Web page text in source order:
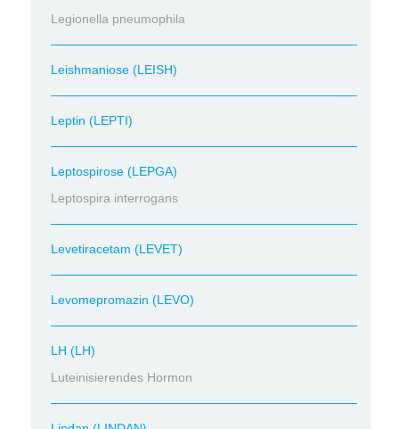
Legionella pneumophila
Leishmaniose (LEISH)
Leptin (LEPTI)
Leptospirose (LEPGA)
Leptospira interrogans
Levetiracetam (LEVET)
Levomepromazin (LEVO)
LH (LH)
Luteinisierendes Hormon